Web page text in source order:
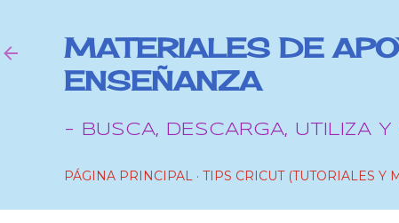
MATERIALES DE
ENSEÑANZA
- BUSCA, DESCARGA, UTILIZA
PÁGINA PRINCIPAL TIPS CRICUT (TUTORIALES Y